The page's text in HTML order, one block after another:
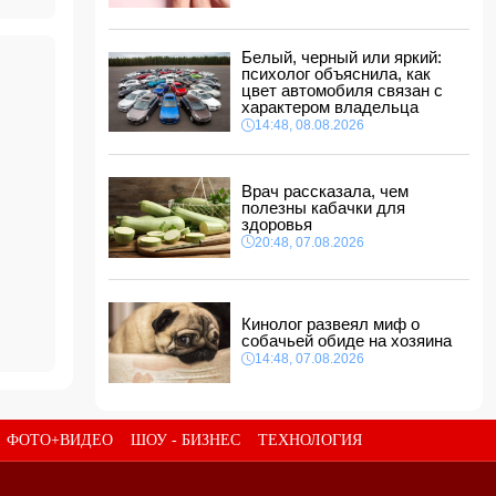
ФИФА выступила с заявлением на фоне
ВС РФ взяли под контроль Ивановку в
Харьковской области
14:04, 08.08.2026
14:00, 08.08.2026
Никол Пашинян позвонил Ильхаму Алиеву
12:48, 08.08.2026
СМИ: США ищут на Кубе фигуру для
повторения "венесуэльского сценария"
Белый, черный или яркий:
психолог объяснила, как
цвет автомобиля связан с
характером владельца
14:48, 08.08.2026
Врач рассказала, чем
полезны кабачки для
здоровья
20:48, 07.08.2026
Кинолог развеял миф о
собачьей обиде на хозяина
14:48, 07.08.2026
ФОТО+ВИДЕО ШОУ - БИЗНЕС ТЕХНОЛОГИЯ